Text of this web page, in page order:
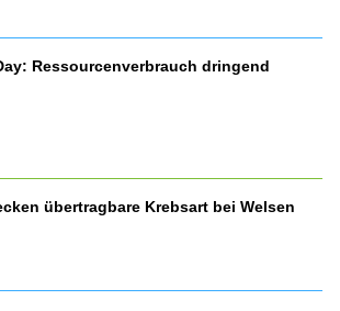
Ressourcenverbrauch dringend
übertragbare Krebsart bei Welsen